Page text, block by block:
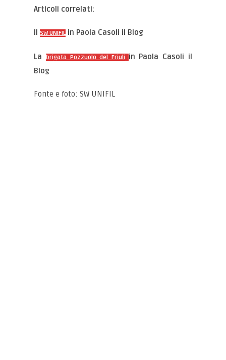
Articoli correlati:
IlSW UNIFIL in Paola Casoli il Blog
La brigata Pozzuolo del Friuli in Paola Casoli il
Blog
Fonte e foto: SW UNIFIL